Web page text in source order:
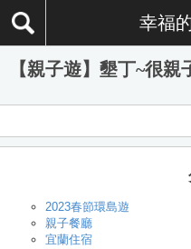
幸福
【親子遊】墾丁~很
2023春節環島遊
親子餐廳
宜蘭住宿